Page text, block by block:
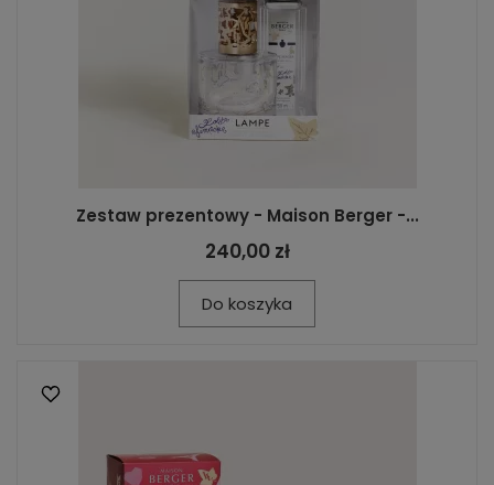
Zestaw prezentowy - Maison Berger -...
240,00 zł
Do koszyka